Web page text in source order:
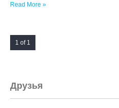
Read More »
1 of 1
Друзья